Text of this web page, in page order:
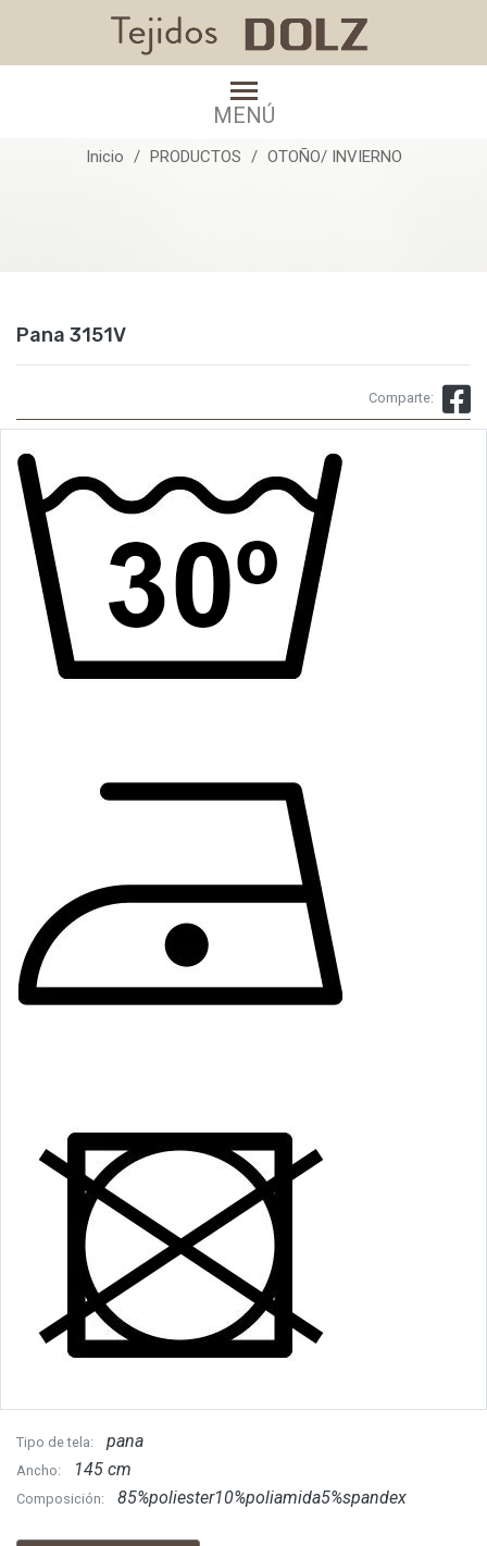
MENÚ
Pana 3151V
Inicio PRODUCTOS OTOÑO/ INVIERNO
Pana 3151V
Comparte:
Tipo de tela: pana
Ancho: 145 cm
Composición: 85%poliester10%poliamida5%spandex